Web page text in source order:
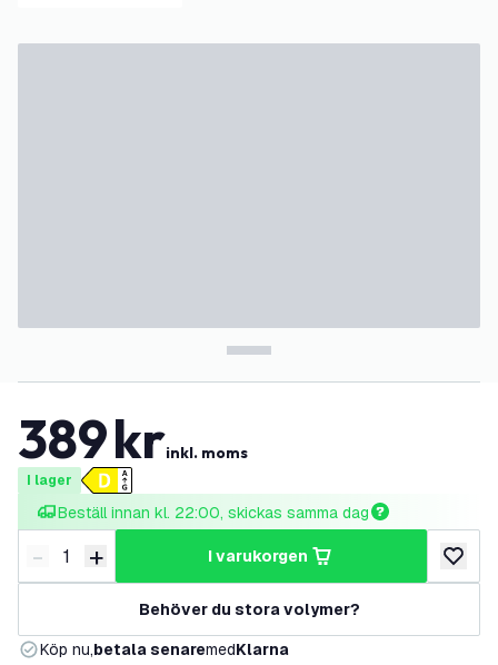
389krinkl. moms
I lager
Beställ innan kl. 22:00, skickas samma dag
Minska antal
- Öka antal
+ i varukorgen
lägg
Behöver du stora volymer?
Köp nu,betala senaremedKlarna